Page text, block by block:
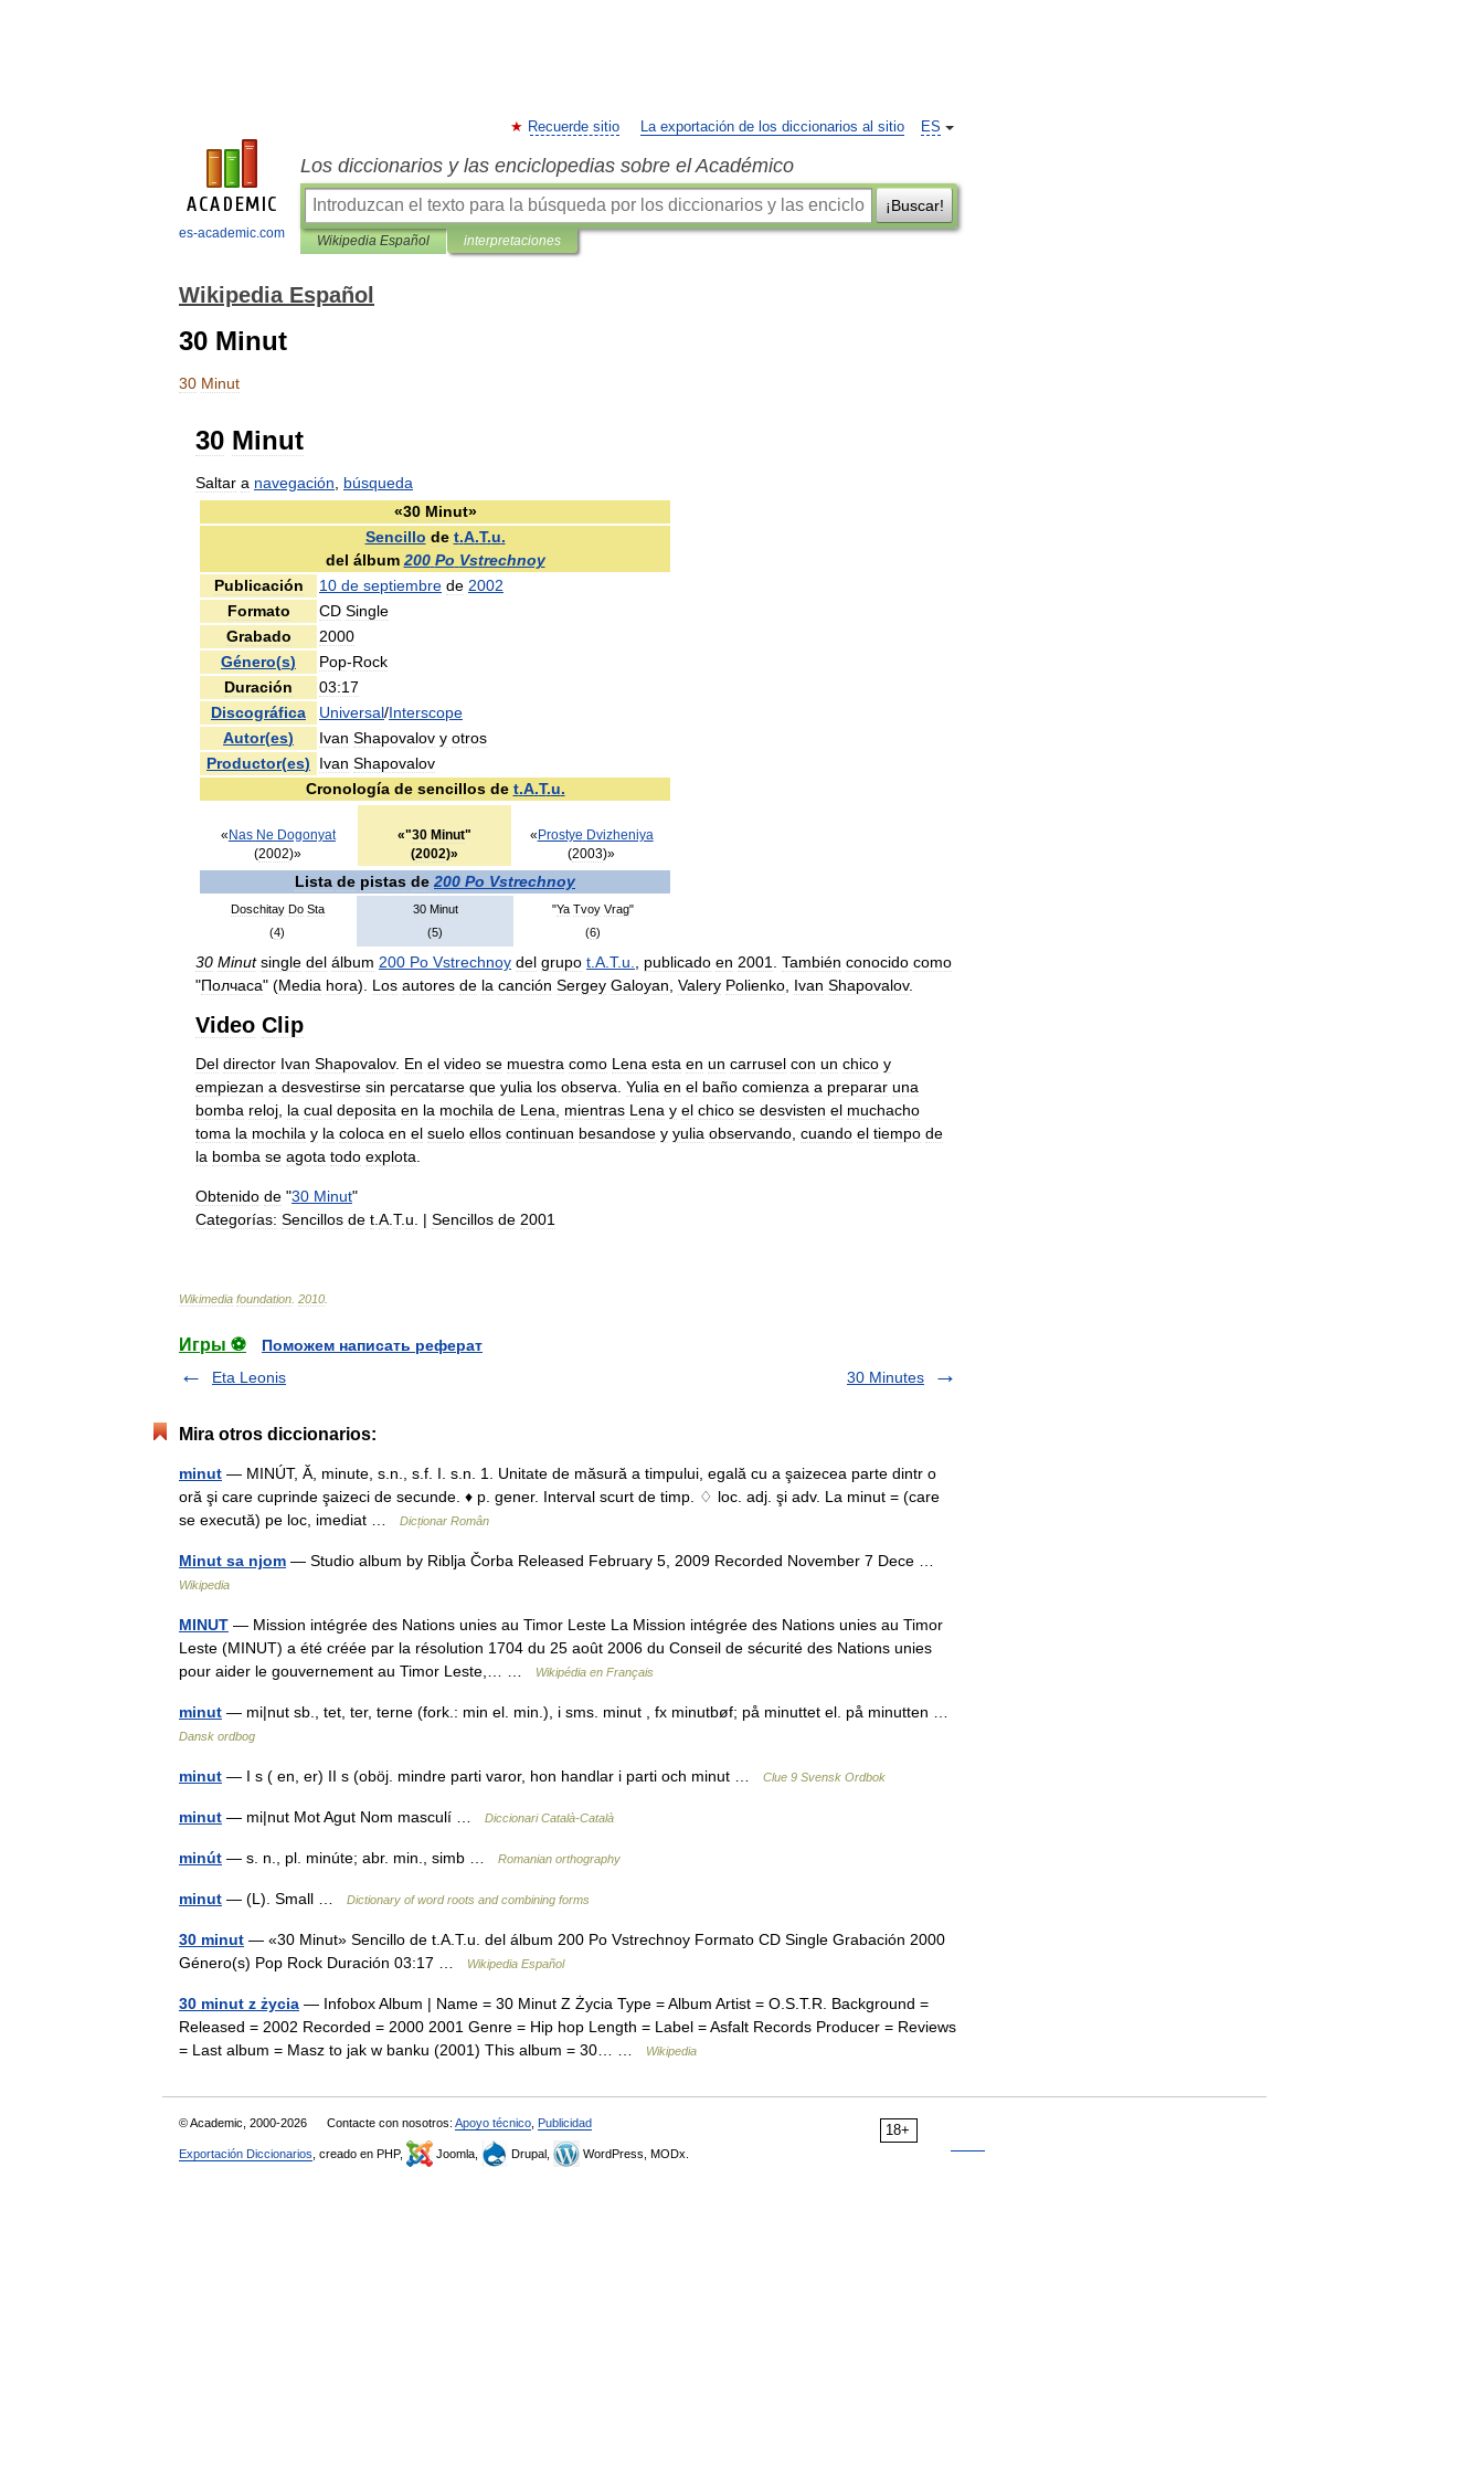
es-academic.com
ES
Recuerde sitio La exportación de los diccionarios al sitio
Los diccionarios y las enciclopedias sobre el Académico
¡Buscar!
Wikipedia Español interpretaciones
Wikipedia Español
30 Minut
30 Minut
30 Minut
Saltar a navegación
búsqueda
«30 Minut»
Sencillo de t.A.T.u.
del álbum 200 Po Vstrechnoy
Publicación
10 de septiembre de 2002
Formato
CD Single
Grabado
2000
Género(s) Pop-Rock
Duración
03:17
Discográfica
Universal/Interscope
Autor(es) Ivan Shapovalov y otros
Productor(es) Ivan Shapovalov
Cronología de sencillos de t.A.T.u.
« Nas Ne Dogonyat
(2002)»
«"30 Minut"
(2002)»
« Prostye Dvizheniya
(2003)»
Lista de pistas de 200 Po Vstrechnoy
Doschitay Do Sta
(4)
30 Minut
(5)
"Ya Tvoy Vrag"
(6)
30 Minut single del álbum 200 Po Vstrechnoy del grupo t A T.u publicado en 2001 También conocido como
"Полчаса" (Media hora). Los autores de la canción Sergey Galoyan Valery Polienko Ivan Shapovalov.
Video Clip
Del director Ivan Shapovalov. En el video se muestra como Lena esta en un carrusel con un chico y
empiezan a desvestirse sin percatarse que yulia los observa Yulia en el baño comienza a preparar una
bomba reloj la cual deposita en la mochila de Lena mientras Lena y el chico se desvisten el muchacho
toma la mochila y la coloca en el suelo ellos continuan besandose y yulia observando cuando el tiempo de
la bomba se agota todo explota
Obtenido de "30 Minut"
Categorías: Sencillos de t A T.u | Sencillos de 2001
Wikimedia foundation 2010
Игры ⚽
Поможем написать реферат
Eta Leonis
30 Minutes
Mira otros diccionarios:
minut — MINÚT, Ă, minute, s.n., s.f. I. s.n. 1. Unitate de măsură a timpului, egală cu a şaizecea parte dintr o
oră şi care cuprinde şaizeci de secunde. ♦ p. gener. Interval scurt de timp. ♢ loc. adj. şi adv. La minut = (care
se execută) pe loc, imediat …
Dicționar Român
Minut sa njom — Studio album by Riblja Čorba Released February 5, 2009 Recorded November 7 Dece …
Wikipedia
MINUT — Mission intégrée des Nations unies au Timor Leste La Mission intégrée des Nations unies au Timor
Leste (MINUT) a été créée par la résolution 1704 du 25 août 2006 du Conseil de sécurité des Nations unies
pour aider le gouvernement au Timor Leste,… …
Wikipédia en Français
minut — mi|nut sb., tet, ter, terne (fork.: min el. min.), i sms. minut , fx minutbøf; på minuttet el. på minutten …
Dansk ordbog
minut — I s ( en, er) II s (oböj. mindre parti varor, hon handlar i parti och minut … Clue 9 Svensk Ordbok
minut — mi|nut Mot Agut Nom masculí … Diccionari Català-Català
minút — s. n., pl. minúte; abr. min., simb … Romanian orthography
minut — (L). Small … Dictionary of word roots and combining forms
30 minut — «30 Minut» Sencillo de t.A.T.u. del álbum 200 Po Vstrechnoy Formato CD Single Grabación 2000
Género(s) Pop Rock Duración 03:17 …
Wikipedia Español
30 minut z życia — Infobox Album | Name = 30 Minut Z Życia Type = Album Artist = O.S.T.R. Background =
Released = 2002 Recorded = 2000 2001 Genre = Hip hop Length = Label = Asfalt Records Producer = Reviews
= Last album = Masz to jak w banku (2001) This album = 30… …
Wikipedia
18+
© Academic, 2000-2026 Contacte con nosotros: Apoyo técnico Publicidad
Exportación Diccionarios , creado en PHP, Joomla, Drupal, WordPress, MODx.